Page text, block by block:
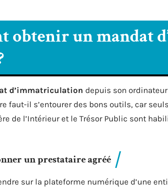
obtenir un mandat
d’immatriculation depuis son
faut-il s’entourer des bons outils, car
de l’Intérieur et le Trésor Public sont
un prestataire agréé
sur la plateforme numérique d’une